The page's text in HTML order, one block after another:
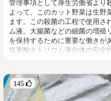
管理事項として厚生労働省より
よって、このカット野菜は生野
ます。この殺菌の工程で使用さ
ム液。大腸菌などの細菌の増殖
を保持するために重要な働きが
塩素酸ナトリウム液自体の安全
145 